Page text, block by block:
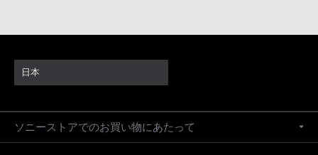
日本
ソニーストアでのお買い物にあたって